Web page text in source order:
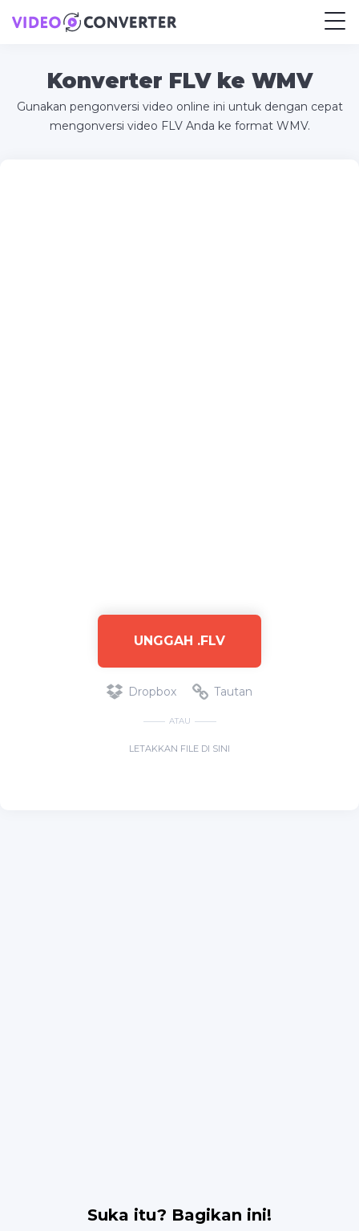
Konverter FLV ke WMV
Gunakan pengonversi video online ini untuk dengan cepat
mengonversi video FLV Anda ke format WMV.
UNGGAH .FLV
Dropbox Tautan
ATAU
LETAKKAN FILE DI SINI
Suka itu? Bagikan ini!